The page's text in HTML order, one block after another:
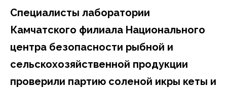
Специалисты лаборатории
Камчатского филиала Национального
центра безопасности рыбной и
сельскохозяйственной продукции
проверили партию соленой икры кеты и